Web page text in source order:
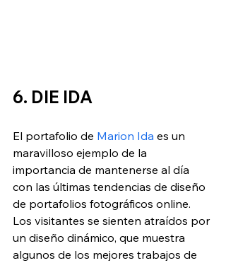
6. DIE IDA
El portafolio de Marion Ida es un
maravilloso ejemplo de la
importancia de mantenerse al día
con las últimas tendencias de diseño
de portafolios fotográficos online.
Los visitantes se sienten atraídos por
un diseño dinámico, que muestra
algunos de los mejores trabajos de